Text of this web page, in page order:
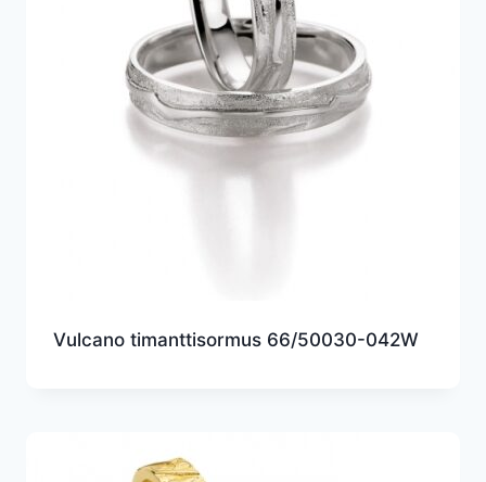
Vulcano timanttisormus 66/50030-042W